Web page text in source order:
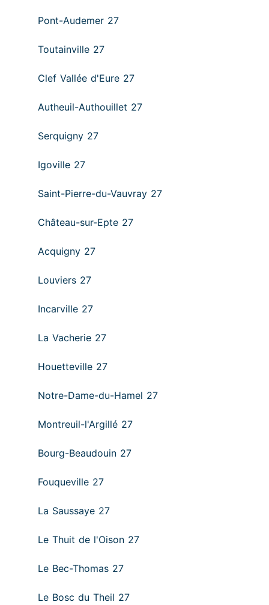
Pont-Audemer 27
Toutainville 27
Clef Vallée d'Eure 27
Autheuil-Authouillet 27
Serquigny 27
Igoville 27
Saint-Pierre-du-Vauvray 27
Château-sur-Epte 27
Acquigny 27
Louviers 27
Incarville 27
La Vacherie 27
Houetteville 27
Notre-Dame-du-Hamel 27
Montreuil-l'Argillé 27
Bourg-Beaudouin 27
Fouqueville 27
La Saussaye 27
Le Thuit de l'Oison 27
Le Bec-Thomas 27
Le Bosc du Theil 27